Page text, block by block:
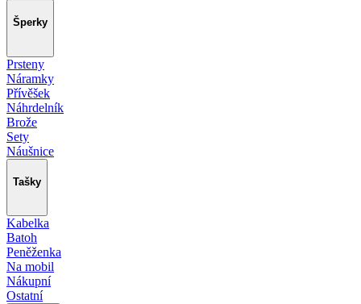
Šperky
Prsteny
Náramky
Přívěšek
Náhrdelník
Brože
Sety
Náušnice
Tašky
Kabelka
Batoh
Peněženka
Na mobil
Nákupní
Ostatní